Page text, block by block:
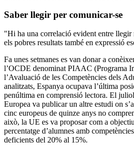
Saber llegir per comunicar-se
"Hi ha una correlació evident entre llegir
els pobres resultats també en expressió
Fa unes setmanes es van donar a
l’OCDE denominat PIAAC (Programa
l’Avaluació de les Competències dels
analitzats, Espanya ocupava l’última
penúltima en comprensió lectora. El
Europea va publicar un altre estudi on
cinc europeus de quinze anys no
això, la UE es va proposar com a
percentatge d’alumnes amb
deficients del 20% al 15%.